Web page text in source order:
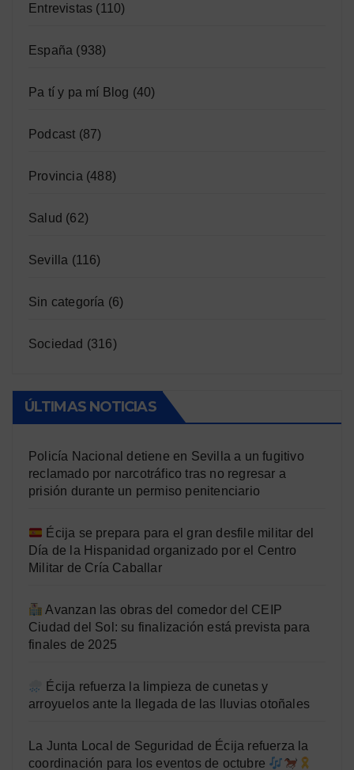
Entrevistas (110)
España (938)
Pa tí y pa mí Blog (40)
Podcast (87)
Provincia (488)
Salud (62)
Sevilla (116)
Sin categoría (6)
Sociedad (316)
ÚLTIMAS NOTICIAS
Policía Nacional detiene en Sevilla a un fugitivo
reclamado por narcotráfico tras no regresar a
prisión durante un permiso penitenciario
Écija se prepara para el gran desfile militar del
Día de la Hispanidad organizado por el Centro
Militar de Cría Caballar
Avanzan las obras del comedor del CEIP
Ciudad del Sol: su finalización está prevista para
finales de 2025
Écija refuerza la limpieza de cunetas y
arroyuelos ante la llegada de las lluvias otoñales
La Junta Local de Seguridad de Écija refuerza la
coordinación para los eventos de octubre